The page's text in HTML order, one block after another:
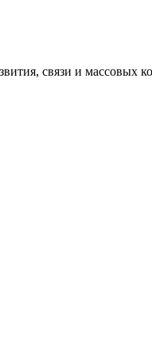
связи и массовых